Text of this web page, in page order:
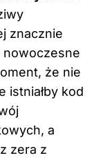
znacznie
nowoczesne
że nie
istniałby kod
a
zera z